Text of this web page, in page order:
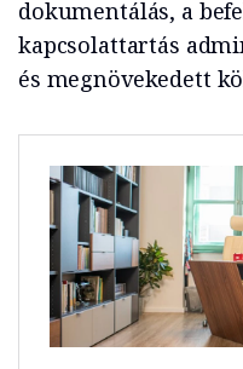
dokumentálás, a
kapcsolattartás
és megnövekedett